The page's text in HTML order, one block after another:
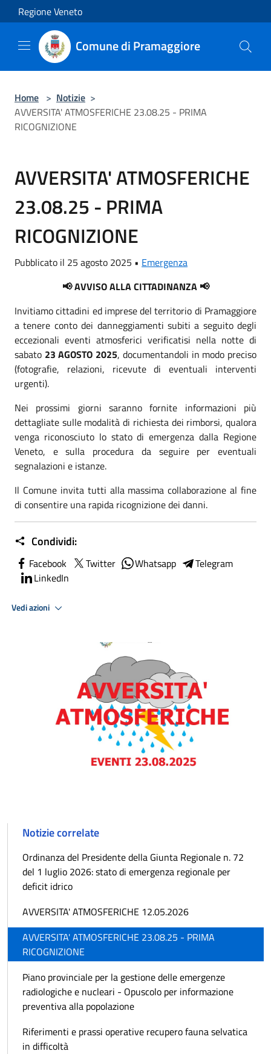
Salta al contenuto principale
Regione Veneto
Comune di Pramaggiore
Home > Notizie >
AVVERSITA' ATMOSFERICHE 23.08.25 - PRIMA
RICOGNIZIONE
AVVERSITA' ATMOSFERICHE
23.08.25 - PRIMA
RICOGNIZIONE
Pubblicato il 25 agosto 2025 • Emergenza
📢 AVVISO ALLA CITTADINANZA 📢
Invitiamo cittadini ed imprese del territorio di Pramaggiore
a tenere conto dei danneggiamenti subiti a seguito degli
eccezionali eventi atmosferici verificatisi nella notte di
sabato 23 AGOSTO 2025, documentandoli in modo preciso
(fotografie, relazioni, ricevute di eventuali interventi
urgenti).
Nei prossimi giorni saranno fornite informazioni più
dettagliate sulle modalità di richiesta dei rimborsi, qualora
venga riconosciuto lo stato di emergenza dalla Regione
Veneto, e sulla procedura da seguire per eventuali
segnalazioni e istanze.
Il Comune invita tutti alla massima collaborazione al fine
di consentire una rapida ricognizione dei danni.
Condividi:
Facebook Twitter Whatsapp
Telegram
LinkedIn
Vedi azioni
Notizie correlate
Ordinanza del Presidente della Giunta Regionale n. 72
del 1 luglio 2026: stato di emergenza regionale per
deficit idrico
AVVERSITA' ATMOSFERICHE 12.05.2026
AVVERSITA' ATMOSFERICHE 23.08.25 - PRIMA
RICOGNIZIONE
Piano provinciale per la gestione delle emergenze
radiologiche e nucleari - Opuscolo per informazione
preventiva alla popolazione
Riferimenti e prassi operative recupero fauna selvatica
in difficoltà